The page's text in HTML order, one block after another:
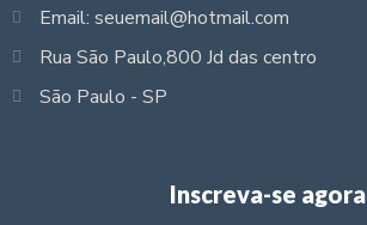
Email: seuemail@hotmail.com
Rua São Paulo,800 Jd das centro
São Paulo - SP
Inscreva-se agora